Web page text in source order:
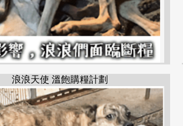
浪浪天使 溫飽購糧計劃